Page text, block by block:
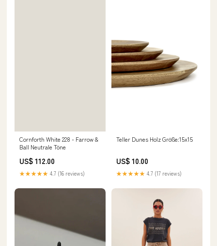
Cornforth White 228 - Farrow &
Ball Neutrale Töne
US$ 112.00
★★★★★ 4.7 (16 reviews)
Teller Dunes Holz Größe:15x15
US$ 10.00
★★★★★ 4.7 (17 reviews)